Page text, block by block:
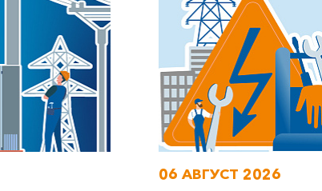
06 АВГУСТ 2026